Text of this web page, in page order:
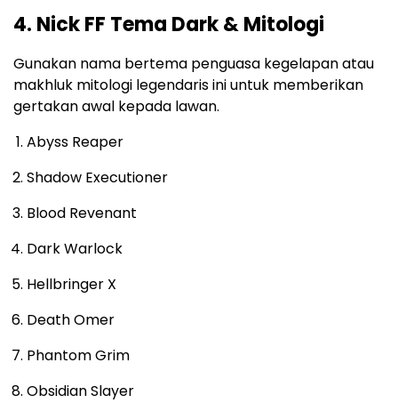
4. Nick FF Tema Dark & Mitologi
Gunakan nama bertema penguasa kegelapan atau
makhluk mitologi legendaris ini untuk memberikan
gertakan awal kepada lawan.
Abyss Reaper
Shadow Executioner
Blood Revenant
Dark Warlock
Hellbringer X
Death Omer
Phantom Grim
Obsidian Slayer